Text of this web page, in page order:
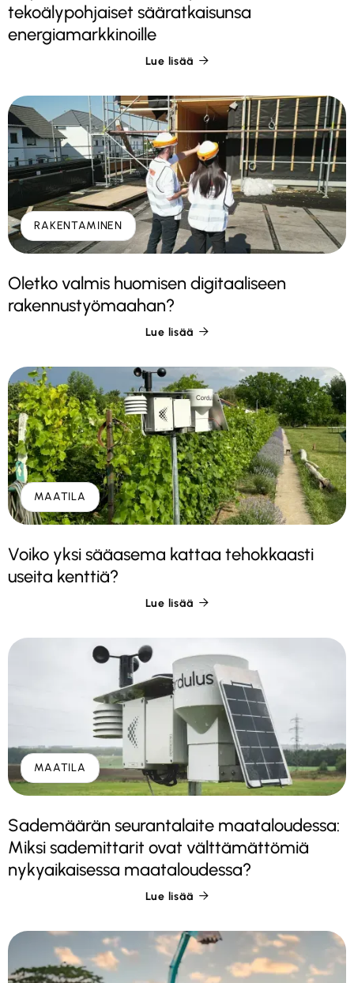
tekoälypohjaiset sääratkaisunsa
energiamarkkinoille
Lue lisää 
RAKENTAMINEN
Oletko valmis huomisen digitaaliseen
rakennustyömaahan?
Lue lisää 
MAATILA
Voiko yksi sääasema kattaa tehokkaasti
useita kenttiä?
Lue lisää 
MAATILA
Sademäärän seurantalaite maataloudessa:
Miksi sademittarit ovat välttämättömiä
nykyaikaisessa maataloudessa?
Lue lisää 